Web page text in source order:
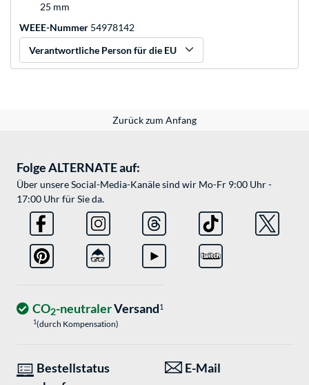
25 mm
WEEE-Nummer 54978142
Verantwortliche Person für die EU
Zurück zum Anfang
Folge ALTERNATE auf:
Über unsere Social-Media-Kanäle sind wir Mo-Fr 9:00 Uhr -
17:00 Uhr für Sie da.
CO2-neutralerVersand1
1(durch Kompensation)
Bestellstatus
E-Mail